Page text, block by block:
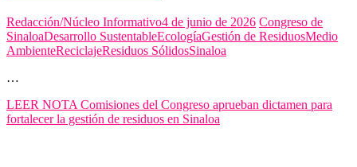
Redacción/Núcleo Informativo4 de junio de 2026 Congreso de
SinaloaDesarrollo SustentableEcologíaGestión de ResiduosMedio
AmbienteReciclajeResiduos SólidosSinaloa
…
LEER NOTA Comisiones del Congreso aprueban dictamen para
fortalecer la gestión de residuos en Sinaloa